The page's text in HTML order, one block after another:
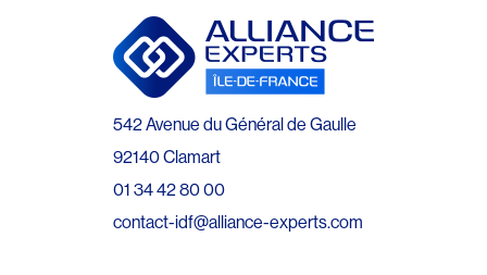
542 Avenue du Général de Gaulle
92140 Clamart
01 34 42 80 00
contact-idf@alliance-experts.com